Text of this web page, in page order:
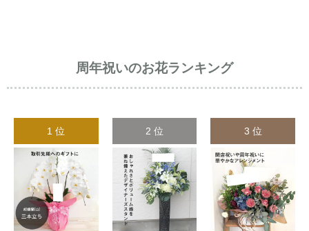
周年祝いのお花ランキング